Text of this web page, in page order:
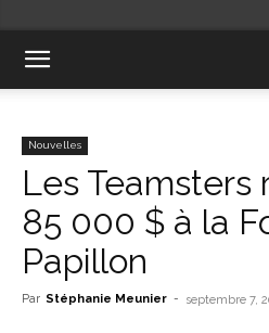
Nouvelles
Les
85 000 $ à la
Papillon
Par Stéphanie Meunier - septembre 7,